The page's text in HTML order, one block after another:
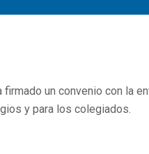
un convenio con la
y para los colegiados.